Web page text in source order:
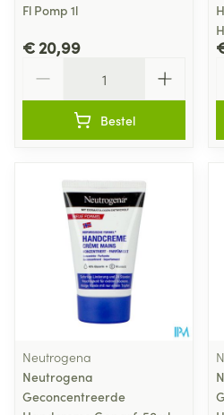
Fl Pomp 1l
€ 20,99
Bestel
Neutrogena
Neutrogena
Geconcentreerde